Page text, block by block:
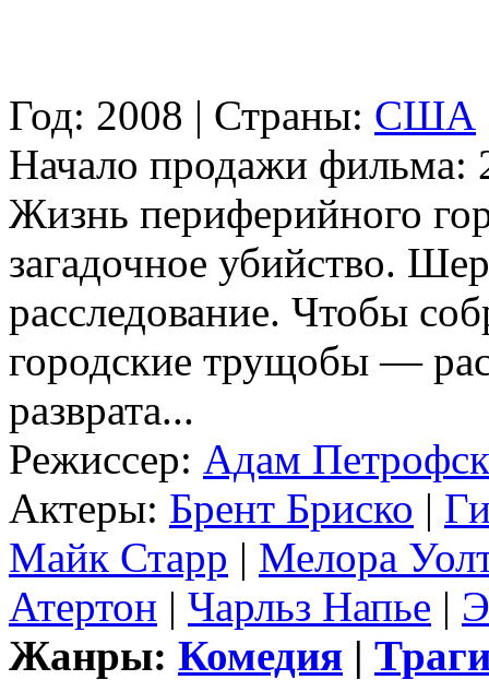
Год: 2008 | Страны: США
Начало продажи фильма:
Жизнь периферийного
загадочное убийство.
расследование. Чтобы
городские трущобы —
разврата...
Режиссер: Адам
Актеры: Брент Бриско |
Майк Старр | Мелора
Атертон | Чарльз Напье |
Жанры: Комедия |